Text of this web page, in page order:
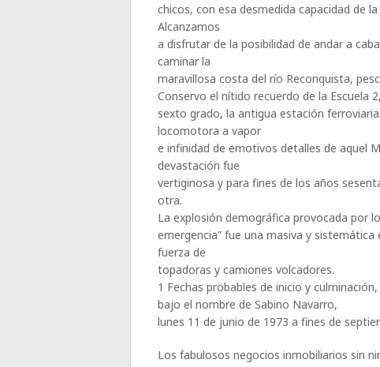
chicos, con esa desmedida capacidad de
Alcanzamos
a disfrutar de la posibilidad de andar a
caminar la
maravillosa costa del río Reconquista,
Conservo el nítido recuerdo de la Escuela
sexto grado, la antigua estación
locomotora a vapor
e infinidad de emotivos detalles de aquel
devastación fue
vertiginosa y para fines de los años
otra.
La explosión demográfica provocada por
emergencia” fue una masiva y
fuerza de
topadoras y camiones volcadores.
1 Fechas probables de inicio y
bajo el nombre de Sabino Navarro,
lunes 11 de junio de 1973 a fines de
Los fabulosos negocios inmobiliarios sin